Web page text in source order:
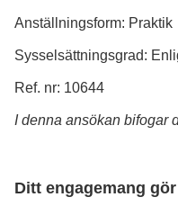
Anställningsform: Praktik
Sysselsättningsgrad:
Ref. nr: 10644
I denna ansökan bifogar
Ditt engagemang